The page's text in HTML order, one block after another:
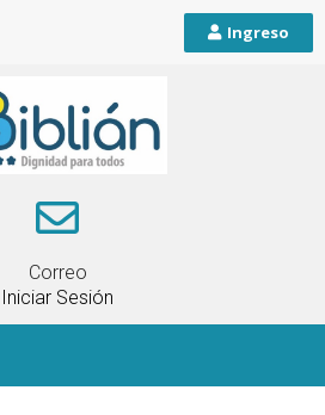
Ingreso
Correo
Iniciar Sesión